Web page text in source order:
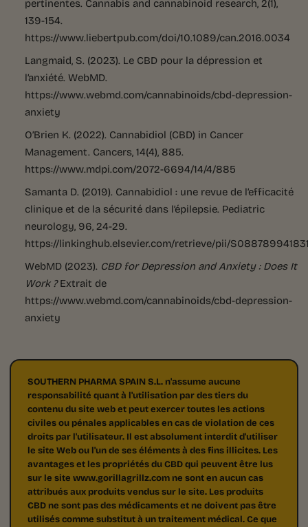
139-154.
https://www.liebertpub.com/doi/10.1089/can.2016.0034
Langmaid, S. (2023). Le CBD pour la dépression et
l’anxiété. WebMD.
https://www.webmd.com/cannabinoids/cbd-depression-
anxiety
O’Brien K. (2022). Cannabidiol (CBD) in Cancer
Management. Cancers, 14(4), 885.
https://www.mdpi.com/2072-6694/14/4/885
Samanta D. (2019). Cannabidiol : une revue de l’efficacité
clinique et de la sécurité dans l’épilepsie. Pediatric
neurology, 96, 24-29.
https://linkinghub.elsevier.com/retrieve/pii/
WebMD (2023). CBD for Depression and Anxiety : Does It
Work ?Extrait de
https://www.webmd.com/cannabinoids/cbd-depression-
anxiety
SOUTHERN PHARMA SPAIN S.L. n'assume aucune
responsabilité quant à l'utilisation par des tiers du
contenu du site web et peut exercer toutes les actions
civiles ou pénales applicables en cas de violation de ces
droits par l'utilisateur. Il est absolument interdit d'utiliser
le site Web ou l'un de ses éléments à des fins illicites. Les
avantages et les propriétés du CBD qui peuvent être lus
sur le site www.gorillagrillz.com ne sont en aucun cas
attribués aux produits vendus sur le site. Les produits
CBD ne sont pas des médicaments et ne doivent pas être
utilisés comme substitut à un traitement médical. Ce que